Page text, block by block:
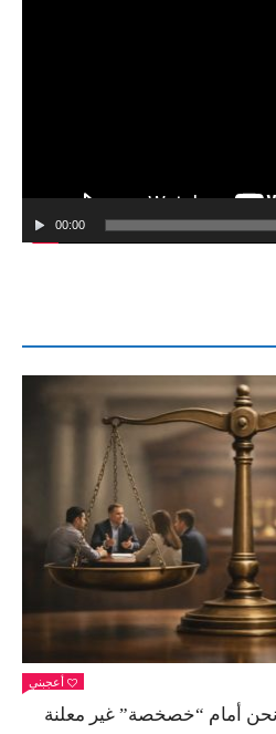
00:00
أعجبني
أمام “خصخصة” غير معلنة